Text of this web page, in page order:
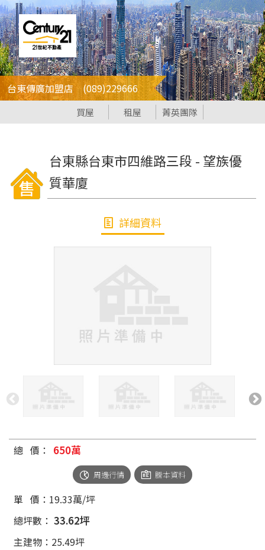
台東傳廣加盟店 (089)229666
買屋 租屋 菁英團隊
台東縣台東市四維路三段 - 望族優
質華廈
詳細資料
總 價 ： 650萬
周邊行情 謄本資料
單 價： 19.33萬/坪
總坪數： 33.62坪
主建物： 25.49坪